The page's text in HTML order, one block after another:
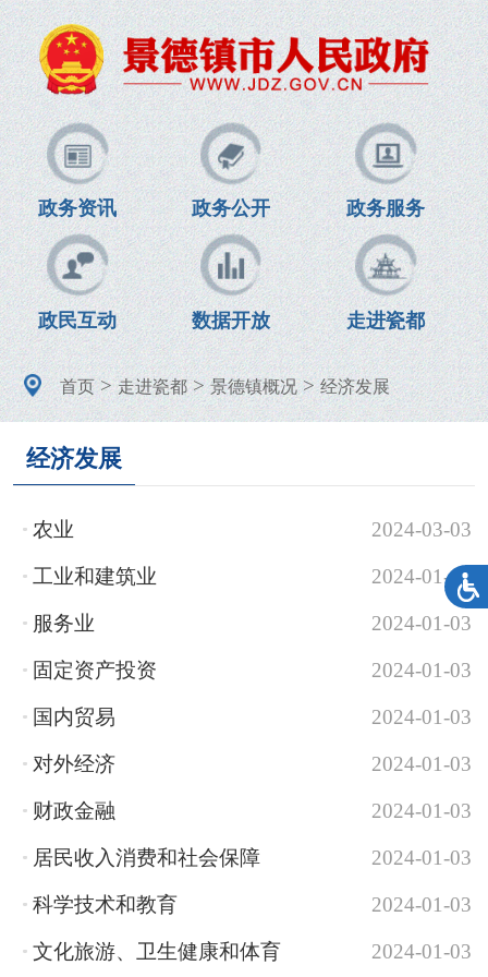
政务资讯 政务公开 政务服务
政民互动 数据开放 走进瓷都
首页>走进瓷都>景德镇概况>经济发展
经济发展
2024-03-03
农业
2024-01-03
工业和建筑业
2024-01-03
服务业
2024-01-03
固定资产投资
2024-01-03
国内贸易
2024-01-03
对外经济
2024-01-03
财政金融
2024-01-03
居民收入消费和社会保障
2024-01-03
科学技术和教育
2024-01-03
文化旅游、卫生健康和体育